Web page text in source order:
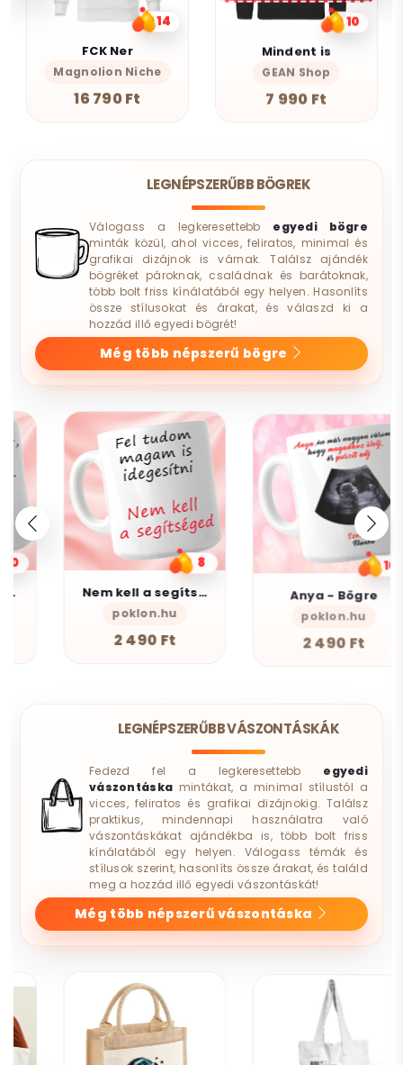
14
FCK Ner
Magnolion Niche
16 790 Ft
10
Mindent is
GEAN Shop
7 990 Ft
LEGNÉPSZERŰBB BÖGREK
Válogass a legkeresettebb egyedi bögre
minták közül, ahol vicces, feliratos, minimal és
grafikai dizájnok is várnak. Találsz ajándék
bögréket pároknak, családnak és barátoknak,
több bolt friss kínálatából egy helyen. Hasonlíts
össze stílusokat és árakat, és válaszd ki a
hozzád illő egyedi bögrét!
Még több népszerű bögre
8
Nem kell a segítsé - Bögre
poklon.hu
2 490 Ft
10
Anya - Bögre
poklon.hu
2 490 Ft
LEGNÉPSZERŰBB VÁSZONTÁSKÁK
Fedezd fel a legkeresettebb egyedi
vászontáska mintákat, a minimal stílustól a
vicces, feliratos és grafikai dizájnokig. Találsz
praktikus, mindennapi használatra való
vászontáskákat ajándékba is, több bolt friss
kínálatából egy helyen. Válogass témák és
stílusok szerint, hasonlíts össze árakat, és találd
meg a hozzád illő egyedi vászontáskát!
Még több népszerű vászontáska